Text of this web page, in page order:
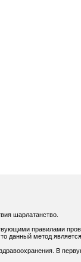
шарлатанство.
правилами
данный метод
В